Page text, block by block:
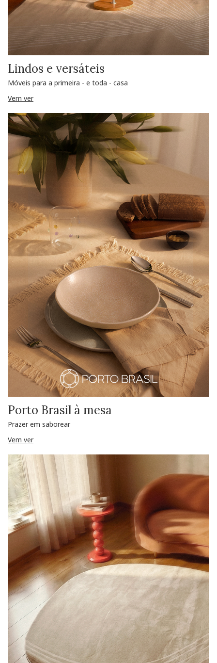
Lindos e versáteis
Móveis para a primeira - e toda - casa
Vem ver
Porto Brasil à mesa
Prazer em saborear
Vem ver